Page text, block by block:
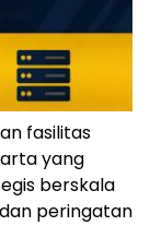
fasilitas
yang
berskala
peringatan